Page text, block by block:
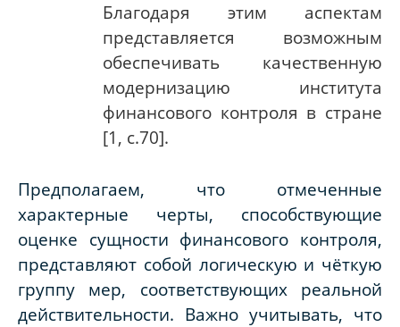
Благодаря этим аспектам
представляется возможным
обеспечивать качественную
модернизацию института
финансового контроля в стране
[1, с.70].
Предполагаем, что отмеченные
характерные черты, способствующие
оценке сущности финансового контроля,
представляют собой логическую и чёткую
группу мер, соответствующих реальной
действительности. Важно учитывать, что